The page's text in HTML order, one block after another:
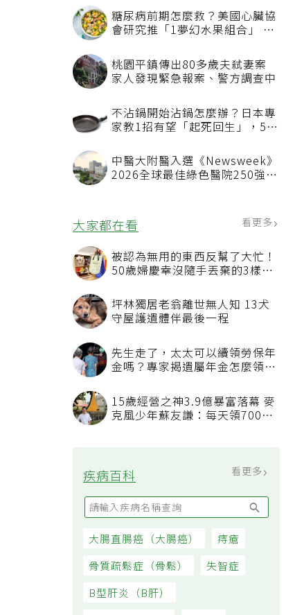
糖尿病前期怎麼救？美國心臟協
會研究推「1夢幻水果組合」 酪
桃園平鎮傳出80多歲夫弒妻案
家人發現緊急報案、警方調查中
不沾鍋開始沾鍋怎麼辦？日本專
家教1招有望「起死回生」，5情
中醫大附醫入選《Newsweek》
2026全球最佳綠色醫院250強
大家都在看
被認為無用的東西反幫了大忙！
50歲婦慶幸沒隨手丟棄的3樣物
坪林獨居老翁離世無人知 13犬
守屋護遺體伴最後一程
先生走了，太太可以續領勞保年
15歲經營之神3.9億暴富落幕 麥
克風少年蘇友謙：每天領700元
疾病百科